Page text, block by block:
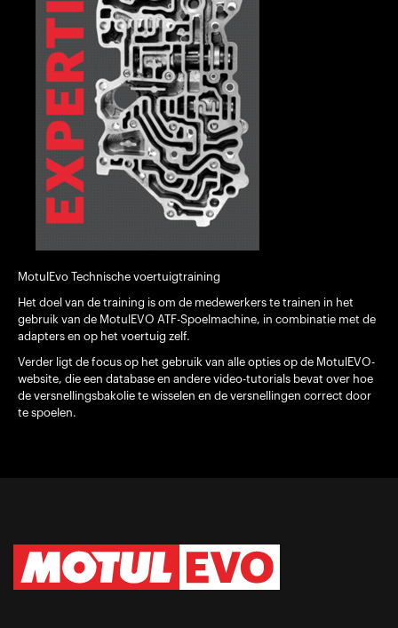
MotulEvo Technische voertuigtraining
Het doel van de training is om de medewerkers te trainen in het
gebruik van de MotulEVO ATF-Spoelmachine, in combinatie met de
adapters en op het voertuig zelf.
Verder ligt de focus op het gebruik van alle opties op de MotulEVO-
website, die een database en andere video-tutorials bevat over hoe
de versnellingsbakolie te wisselen en de versnellingen correct door
te spoelen.